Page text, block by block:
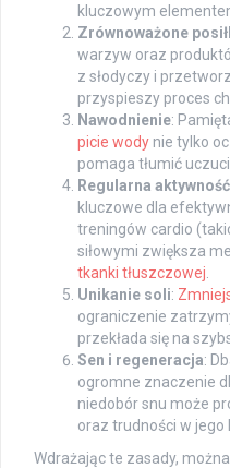
kluczowym
Zrównoważone
warzyw oraz
z słodyczy i
przyspieszy proces
Nawodnienie:
picie wody nie tylko
pomaga tłumić
Regularna
kluczowe dla
treningów cardio
siłowymi zwiększa
tkanki tłuszczowej
Unikanie soli:
ograniczenie
przekłada się na
Sen i regeneracja:
ogromne znaczenie
niedobór snu może
oraz trudności w jego
Wdrażając te zasady,